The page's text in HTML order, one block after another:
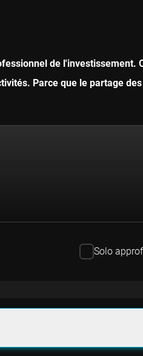
de l'investissement.
Parce que le partage
Solo